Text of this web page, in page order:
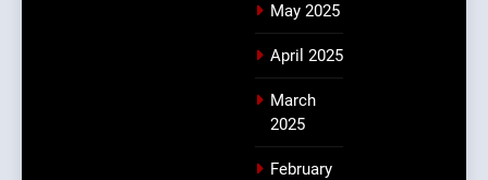
May 2025
April 2025
March
2025
February